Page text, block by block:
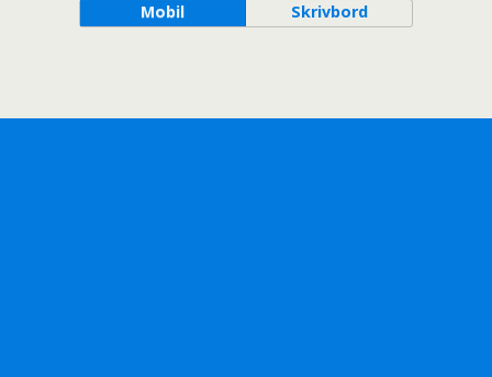
Mobil Skrivbord